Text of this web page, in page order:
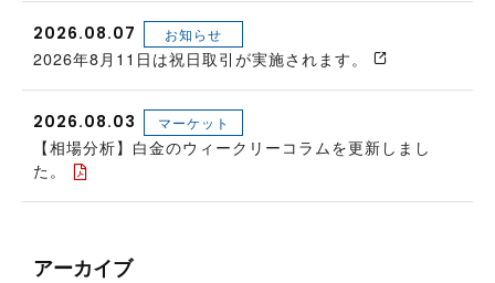
2026.08.07 お知らせ
2026年8月11日は祝日取引が実施されます。
2026.08.03 マーケット
【相場分析】白金のウィークリーコラムを更新しまし
た。
アーカイブ